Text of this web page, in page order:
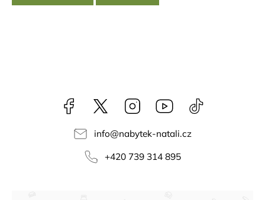
Facebook NataliNabytek
Instagram YouTube
info@nabytek-natali.cz
+420 739 314 895